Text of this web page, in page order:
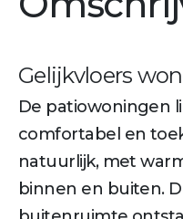
Gelijkvloers
De patiowoningen
comfortabel en
natuurlijk, met
binnen en buiten.